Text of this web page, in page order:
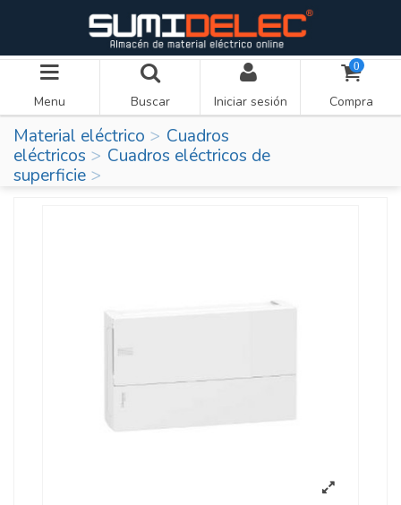
Menu Buscar Iniciar sesión
0
Compra
Material eléctrico
Cuadros
eléctricos
Cuadros eléctricos de
superficie